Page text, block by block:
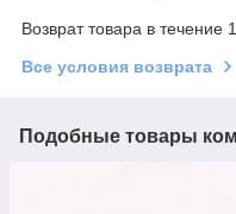
Возврат товара в течение
Все условия возврата
Подобные товары